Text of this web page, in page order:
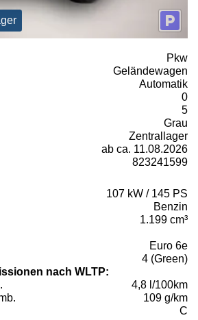
Pkw
Geländewagen
Automatik
0
5
Grau
Zentrallager
ab ca. 11.08.2026
823241599
107 kW / 145 PS
Benzin
1.199 cm³
Euro 6e
4 (Green)
nach WLTP:
4,8 l/100km
109 g/km
C